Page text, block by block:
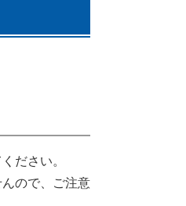
ださい。
ので、ご注意